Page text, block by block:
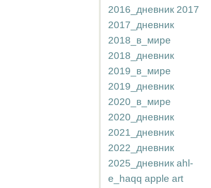
2016_дневник 2017
2017_дневник
2018_в_мире
2018_дневник
2019_в_мире
2019_дневник
2020_в_мире
2020_дневник
2021_дневник
2022_дневник
2025_дневник ahl-
e_haqq apple art